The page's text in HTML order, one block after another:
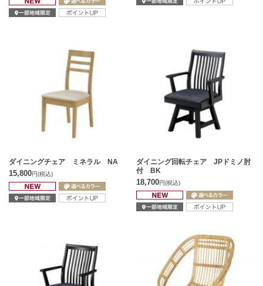
ダイニングチェア ミネラル NA
15,800円(税込)
ダイニング回転チェア JPドミノ肘
付 BK
18,700円(税込)